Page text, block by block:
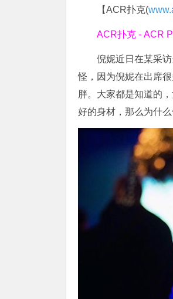
【ACR扑克(
ACR扑克 - ACR
倪妮近日在某采
怪，因为倪妮在出席
胖。大家都是知道的
好的身材，那么为什